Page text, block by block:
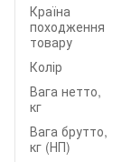
Країна
походження
товару
Колір
Вага нетто,
кг
Вага брутто,
кг (НП)